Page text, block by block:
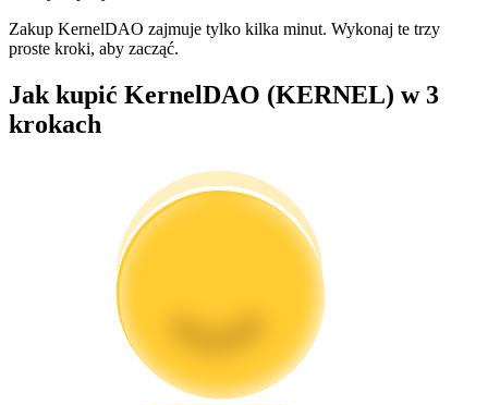
Informacja
Przewodnik
Przewodnik dla początkujących dotyczący kontraktów futures
Zakup KernelDAO zajmuje tylko kilka minut. Wykonaj te trzy
proste kroki, aby zacząć.
Jak kupić KernelDAO (KERNEL) w 3
krokach